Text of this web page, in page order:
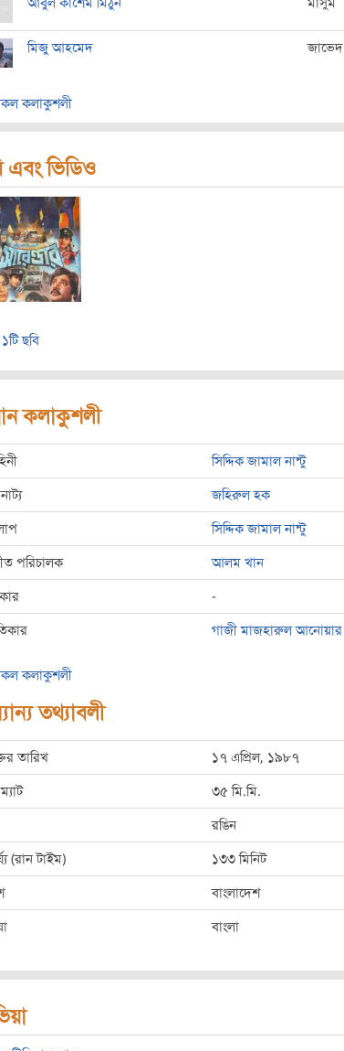
মিজু আহমেদ জাভেদ
কলাকুশলী
এবং ভিডিও
১টি ছবি
কলাকুশলী
সিদ্দিক জামাল নান্টু
জহিরুল হক
সিদ্দিক জামাল নান্টু
পরিচালক আলম খান
-
গাজী মাজহারুল আনোয়ার
কলাকুশলী
তথ্যাবলী
তারিখ ১৭ এপ্রিল, ১৯৮৭
৩৫ মি.মি.
রঙিন
(রান টাইম) ১৩৩ মিনিট
বাংলাদেশ
বাংলা